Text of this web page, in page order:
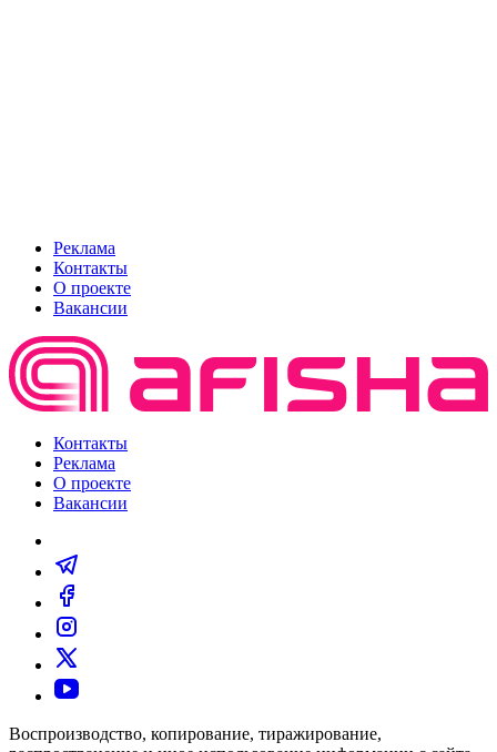
Реклама
Контакты
О проекте
Вакансии
Контакты
Реклама
О проекте
Вакансии
Воспроизводство, копирование, тиражирование,